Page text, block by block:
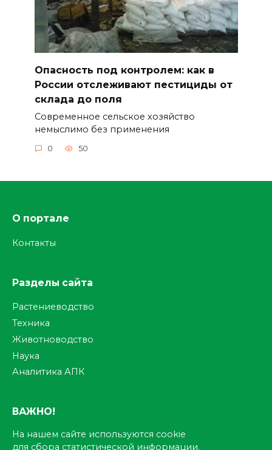
Опасность под контролем: как в
России отслеживают пестициды от
склада до поля
Современное сельское хозяйство
немыслимо без применения
0 50
О портале
Контакты
Разделы сайта
Растениеводство
Техника
Животноводство
Наука
Аналитика АПК
ВАЖНО!
На нашем сайте используются cookie
для сбора статистической информации.